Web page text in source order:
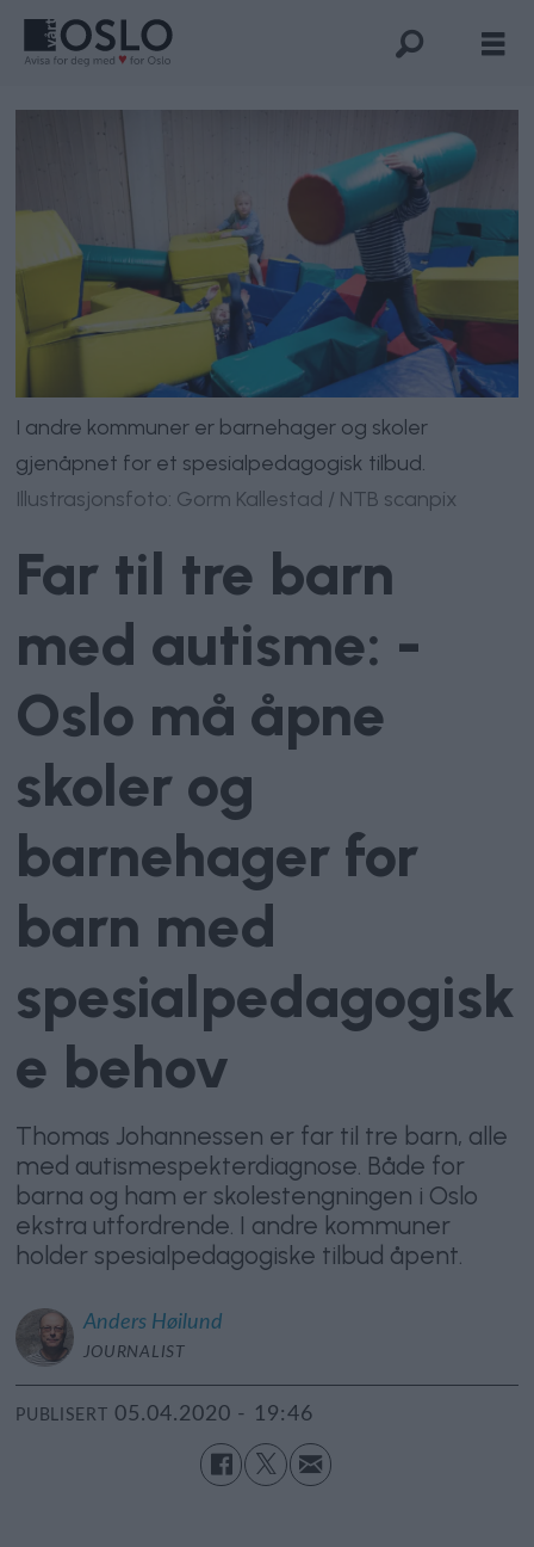
I andre kommuner er barnehager og skoler
gjenåpnet for et spesialpedagogisk tilbud.
Illustrasjonsfoto: Gorm Kallestad / NTB scanpix
Far til tre barn
med autisme: -
Oslo må åpne
skoler og
barnehager for
barn med
spesialpedagogisk
e behov
Thomas Johannessen er far til tre barn, alle
med autismespekterdiagnose. Både for
barna og ham er skolestengningen i Oslo
ekstra utfordrende. I andre kommuner
holder spesialpedagogiske tilbud åpent.
Anders Høilund
JOURNALIST
PUBLISERT 05.04.2020 - 19:46